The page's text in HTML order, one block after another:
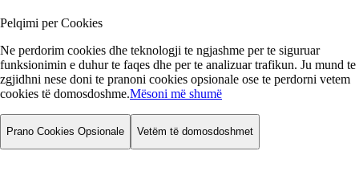
Pelqimi per Cookies
Ne perdorim cookies dhe teknologji te ngjashme per te siguruar
funksionimin e duhur te faqes dhe per te analizuar trafikun. Ju mund te
zgjidhni nese doni te pranoni cookies opsionale ose te perdorni vetem
cookies të domosdoshme.Mësoni më shumë
Prano Cookies Opsionale Vetëm të domosdoshmet